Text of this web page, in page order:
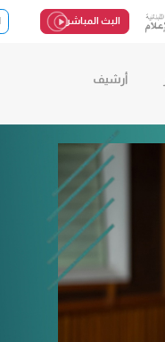
البث المباشر
أرشيف